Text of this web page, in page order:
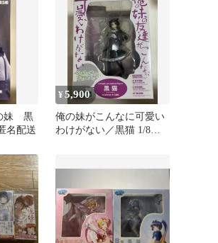
妹 黒
名配送
¥5,900
俺の妹がこんなに可愛い
わけがない／黒猫 1/8ス